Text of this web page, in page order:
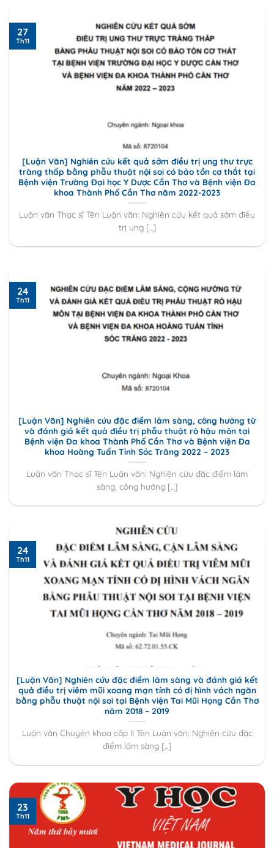
[Luận Văn] Nghiên cứu kết quả sớm điều trị ung thư trực
tràng thấp bằng phẫu thuật nội soi có bảo tồn cơ thắt tại
Bệnh viện Trường Đại học Y Dược Cần Thơ và Bệnh viện Đa
khoa Thành Phố Cần Thơ năm 2022-2023
Luận văn Thạc sĩ Tên Luận văn: Nghiên cứu kết quả sớm điều
trị ung [...]
27
Th11
[Luận Văn] Nghiên cứu đặc điểm lâm sàng, công hưởng từ
và đánh giá kết quả điều trị phẫu thuật rò hậu môn tại
Bệnh viện Đa khoa Thành Phố Cần Thơ và Bệnh viện Đa
khoa Hoàng Tuấn Tỉnh Sóc Trăng 2022 – 2023
Luận văn Thạc sĩ Tên Luận văn: Nghiên cứu đặc điểm lâm
sàng, công hưởng [...]
24
Th11
[Luận Văn] Nghiên cứu đặc điểm lâm sàng và đánh giá kết
quả điều trị viêm mũi xoang mạn tính có dị hình vách ngăn
bằng phẫu thuật nội soi tại Bệnh viện Tai Mũi Họng Cần Thơ
năm 2018 – 2019
Luận văn Chuyên khoa cấp II Tên Luận văn: Nghiên cứu đặc
điểm lâm sàng [...]
24
Th11
23
Th11